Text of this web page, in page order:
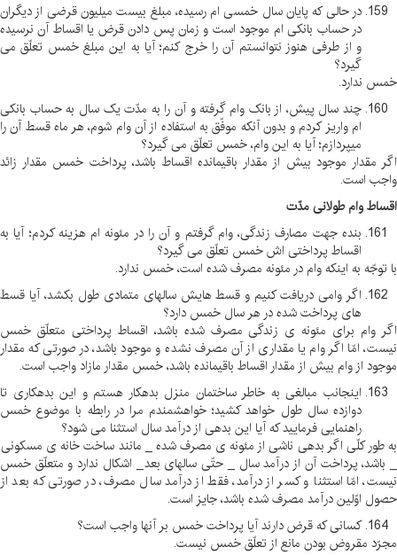
در حالی که پایان سال خمسی ام رسیده، مبلغ بیست میلیون قرضی از دیگران
در حساب بانکی ام موجود است و زمان پس دادن قرض یا اقساط آن نرسیده
و از طرفی هنوز نتوانستم آن را خرج کنم؛ آیا به این مبلغ خمس تعلّق می
گیرد؟
خمس ندارد.
چند سال پیش، از بانک وام گرفته و آن را به مدّت یک سال به حساب بانکی
ام واریز کردم و بدون آنکه موفّق به استفاده از آن وام شوم، هر ماه قسط آن را
میپردازم؛ آیا به این وام، خمس تعلّق می گیرد؟
اگر مقدار موجود بیش از مقدار باقیمانده اقساط باشد، پرداخت خمس مقدار زائد
واجب است.
اقساط وام طولانی مدّت
بنده جهت مصارف زندگی، وام گرفتم و آن را در مئونه ام هزینه کردم؛ آیا به
اقساط پرداختی اش خمس تعلّق می گیرد؟
با توجّه به اینکه وام در مئونه مصرف شده است، خمس ندارد.
اگر وامی دریافت کنیم و قسط هایش سالهای متمادی طول بکشد، آیا قسط
های پرداخت شده در هر سال خمس دارد؟
اگر وام برای مئونه ی زندگی مصرف شده باشد، اقساط پرداختی متعلّق خمس
نیست، امّا اگر وام یا مقداری از آن مصرف نشده و موجود باشد، در صورتی که مقدار
موجود از وام بیش از مقدار اقساط باقیمانده باشد، خمس مقدار مازاد واجب است.
اینجانب مبالغی به خاطر ساختمان منزل بدهکار هستم و این بدهکاری تا
دوازده سال طول خواهد کشید؛ خواهشمندم مرا در رابطه با موضوع خمس
راهنمایی فرمایید که آیا این بدهی از درآمد سال استثنا می شود؟
به طور کلّی اگر بدهی ناشی از مئونه ی مصرف شده _ مانند ساخت خانه ی مسکونی
_ باشد، پرداخت آن از درآمد سال _ حتّی سالهای بعد _ اشکال ندارد و متعلّق خمس
نیست، امّا استثنا و کسر از درآمد، فقط از درآمد سال مصرف، در صورتی که بعد از
حصول اوّلین درآمد مصرف شده باشد، جایز است.
کسانی که قرض دارند آیا پرداخت خمس بر آنها واجب است؟
مجرّد مقروض بودن مانع از تعلّق خمس نیست.